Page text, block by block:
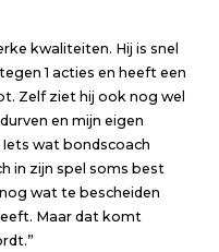
kwaliteiten. Hij is snel
1 acties en heeft een
Zelf ziet hij ook nog wel
en mijn eigen
wat bondscoach
in zijn spel soms best
wat te bescheiden
Maar dat komt